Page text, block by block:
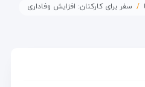
سفر برای کارکنان: افزایش وفاداری